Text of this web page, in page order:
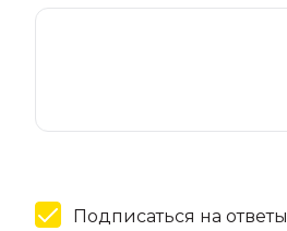
Подписаться на ответы